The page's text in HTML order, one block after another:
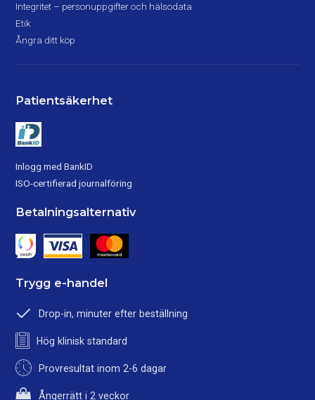
Integritet – personuppgifter och hälsodata
Etik
Ångra ditt köp
Patientsäkerhet
Inlogg med BankID
ISO-certifierad journalföring
Betalningsalternativ
Trygg e-handel
Drop-in, minuter efter beställning
Hög klinisk standard
Provresultat inom 2-6 dagar
Ångerrätt i 2 veckor